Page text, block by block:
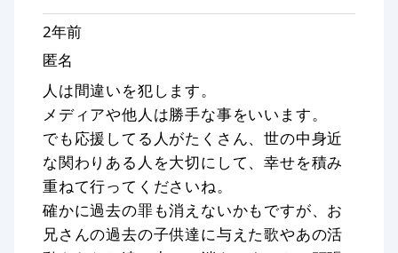
2年前
匿名
人は間違いを犯します。
メディアや他人は勝手な事をいいます。
でも応援してる人がたくさん、世の中身近
な関わりある人を大切にして、幸せを積み
重ねて行ってくださいね。
確かに過去の罪も消えないかもですが、お
兄さんの過去の子供達に与えた歌やあの活